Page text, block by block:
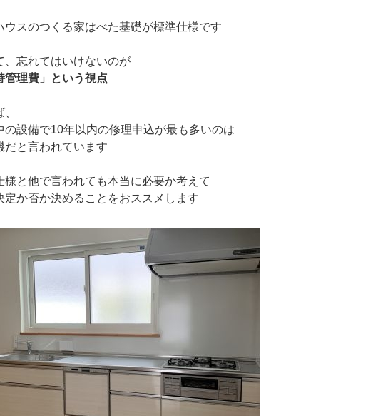
ウスのつくる家はべた基礎が標準仕様です
、忘れてはいけないのが
管理費」という視点
の設備で10年以内の修理申込が最も多いのは
だと言われています
様と他で言われても本当に必要か考えて
定か否か決めることをおススメします